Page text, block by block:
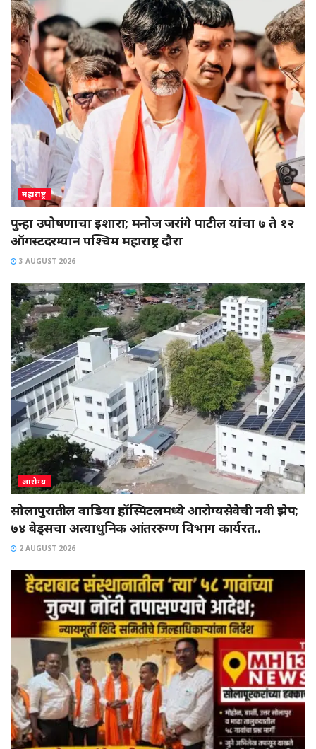
महाराष्ट्र
पुन्हा उपोषणाचा इशारा; मनोज जरांगे पाटील यांचा ७ ते १२
ऑगस्टदरम्यान पश्चिम महाराष्ट्र दौरा
3 AUGUST 2026
आरोग्य
सोलापुरातील वाडिया हॉस्पिटलमध्ये आरोग्यसेवेची नवी झेप;
७४ बेड्सचा अत्याधुनिक आंतररुग्ण विभाग कार्यरत..
2 AUGUST 2026